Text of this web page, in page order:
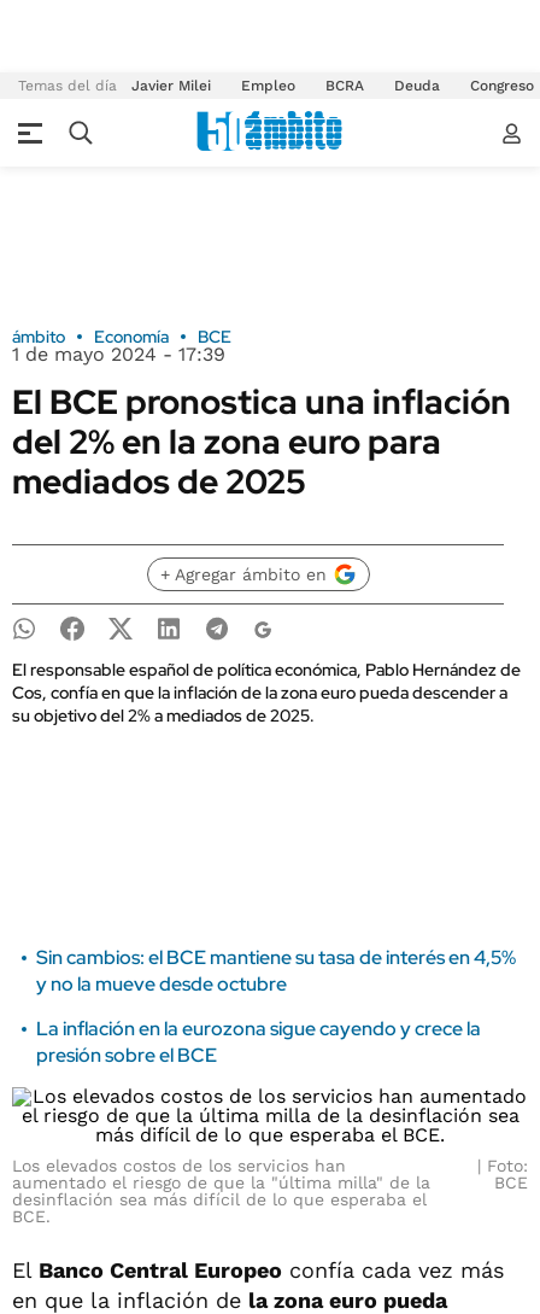
Temas del día Javier Milei Empleo BCRA Deuda Congreso
ámbito Economía BCE
1 de mayo 2024 - 17:39
El BCE pronostica una inflación
del 2% en la zona euro para
mediados de 2025
+ Agregar ámbito en
El responsable español de política económica, Pablo Hernández de
Cos, confía en que la inflación de la zona euro pueda descender a
su objetivo del 2% a mediados de 2025.
Sin cambios: el BCE mantiene su tasa de interés en 4,5%
y no la mueve desde octubre
La inflación en la eurozona sigue cayendo y crece la
presión sobre el BCE
Los elevados costos de los servicios han
aumentado el riesgo de que la "última milla" de la
desinflación sea más difícil de lo que esperaba el
BCE.
Foto:
BCE
El Banco Central Europeo confía cada vez más
en que la inflación de la zona euro pueda